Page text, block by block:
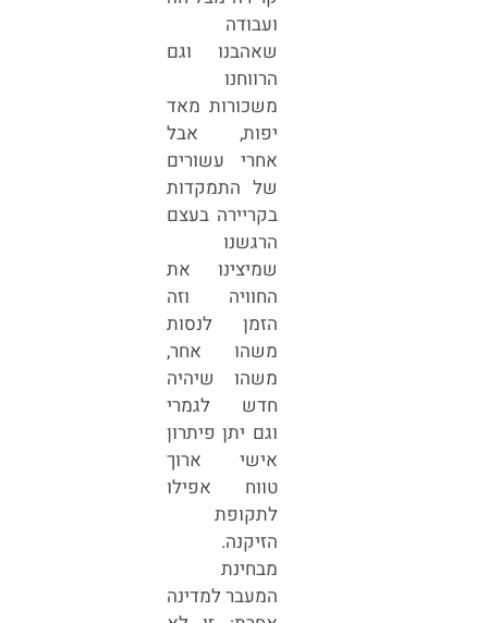
ועבודה
שאהבנו וגם
הרווחנו
משכורות מאד
יפות, אבל
אחרי עשורים
של התמקדות
בקריירה בעצם
הרגשנו
שמיצינו את
החוויה וזה
הזמן לנסות
משהו אחר,
משהו שיהיה
חדש לגמרי
וגם יתן פיתרון
אישי ארוך
טווח אפילו
לתקופת
הזיקנה.
מבחינת
המעבר למדינה